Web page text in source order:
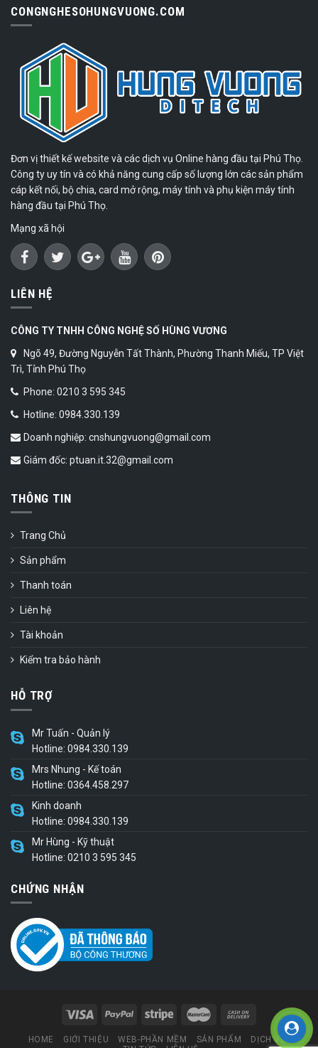
CONGNGHESOHUNGVUONG.COM
Đơn vị thiết kế website và các dịch vụ Online hàng đầu tại Phú Thọ.
Công ty uy tín và có khả năng cung cấp số lượng lớn các sản phẩm
cáp kết nối, bộ chia, card mở rộng, máy tính và phụ kiện máy tính
hàng đầu tại Phú Thọ.
Mạng xã hội
LIÊN HỆ
CÔNG TY TNHH CÔNG NGHỆ SỐ HÙNG VƯƠNG
Ngõ 49, Đường Nguyễn Tất Thành, Phường Thanh Miếu, TP Việt
Trì, Tỉnh Phú Thọ
Phone: 0210 3 595 345
Hotline: 0984.330.139
Doanh nghiệp: cnshungvuong@gmail.com
Giám đốc: ptuan.it.32@gmail.com
THÔNG TIN
Trang Chủ
Sản phẩm
Thanh toán
Liên hệ
Tài khoản
Kiểm tra bảo hành
HỖ TRỢ
Mr Tuấn - Quản lý
Hotline: 0984.330.139
Mrs Nhung - Kế toán
Hotline: 0364.458.297
Kinh doanh
Hotline: 0984.330.139
Mr Hùng - Kỹ thuật
Hotline: 0210 3 595 345
CHỨNG NHẬN
HOME GIỚI THIỆU WEB-PHẦN MỀM SẢN PHẨM
DỊCH VỤ